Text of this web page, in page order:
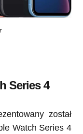
Series 4
został
Watch Series 4